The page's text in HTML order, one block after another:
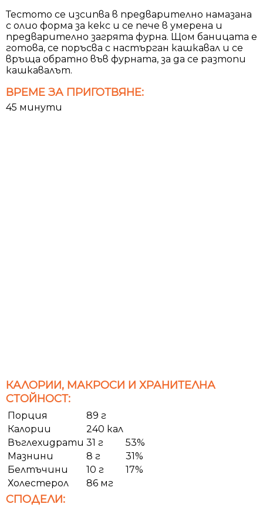
Тестото се изсипва в предварително намазана
с олио форма за кекс и се пече в умерена и
предварително загрята фурна. Щом баницата е
готова, се поръсва с настърган кашкавал и се
връща обратно във фурната, за да се разтопи
кашкавалът.
ВРЕМЕ ЗА ПРИГОТВЯНЕ:
45 минути
КАЛОРИИ, МАКРОСИ И ХРАНИТЕЛНА
СТОЙНОСТ:
Порция
89 г
Калории
240 кал
Въглехидрати 31 г
53%
Мазнини
8 г
31%
Белтъчини
10 г
17%
Холестерол
86 мг
СПОДЕЛИ: